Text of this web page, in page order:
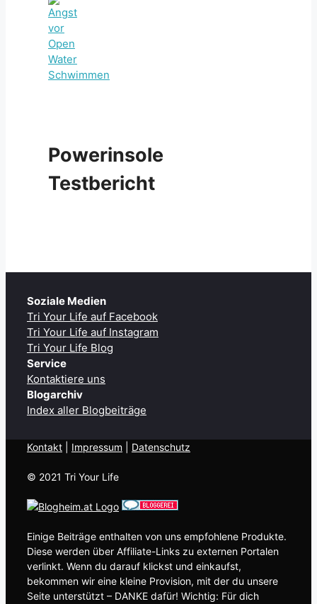
Powerinsole
Testbericht
Soziale Medien
Tri Your Life auf Facebook
Tri Your Life auf Instagram
Tri Your Life Blog
Service
Kontaktiere uns
Blogarchiv
Index aller Blogbeiträge
Kontakt Impressum Datenschutz
© 2021 Tri Your Life
Einige Beiträge enthalten von uns empfohlene Produkte.
Diese werden über Affiliate-Links zu externen Portalen
verlinkt. Wenn du darauf klickst und einkaufst,
bekommen wir eine kleine Provision, mit der du unsere
Seite unterstützt – DANKE dafür! Wichtig: Für dich